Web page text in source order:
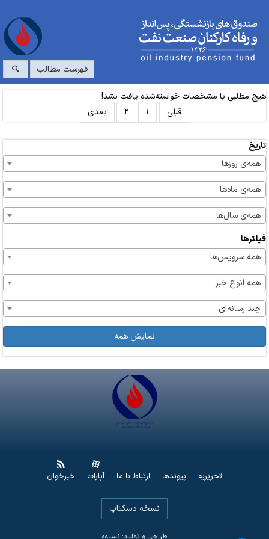
فهرست مطالب
هیچ مطلبی با مشخصات خواسته‌شده یافت نشد!
قبلی
۱ ۲ بعدی
تاریخ
همه‌ی روزها
همه‌ی ماه‌ها
همه‌ی سال‌ها
فیلترها
همه سرویس‌ها
همه انواع خبر
چند رسانه‌ای
نمایش همه
تحریریه پیوندها ارتباط با ما آپارات خبرخوان
نسخه دسکتاپ
طراحی و تولید: نستوه